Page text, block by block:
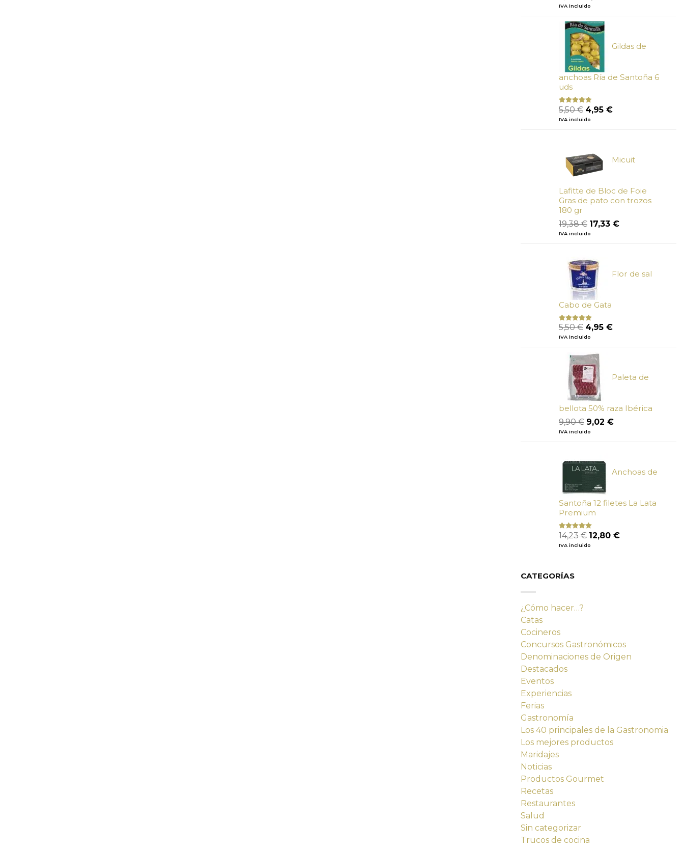
con
de
5
precio
era:
6,73 €.
IVA incluido
Gildas de
anchoas Ría de Santoña 6
uds
Valorado
con
de 5
5,50€ El
precio
4,95 €El
IVA incluido
Micuit
Lafitte de Bloc de Foie
Gras de pato con trozos
180 gr
19,38€ El
precio
19,38 €.
17,33 €El
IVA incluido
Flor de sal
Cabo de Gata
Valorado
con
de
5
5,50€ El
precio
era:
5,50 €.
4,95 €El
IVA incluido
Paleta de
bellota 50% raza Ibérica
9,90€ El
precio
9,90 €.
9,02 €El
IVA incluido
Anchoas de
Santoña 12 filetes La Lata
Premium
Valorado
con
de 5
14,23€ El
precio
12,80 €El
IVA incluido
CATEGORÍAS
¿Cómo hacer…?
Catas
Cocineros
Concursos Gastronómicos
Denominaciones de Origen
Destacados
Eventos
Experiencias
Ferias
Gastronomía
Los 40 principales de la Gastronomia
Los mejores productos
Maridajes
Noticias
Productos Gourmet
Recetas
Restaurantes
Salud
Sin categorizar
Trucos de cocina